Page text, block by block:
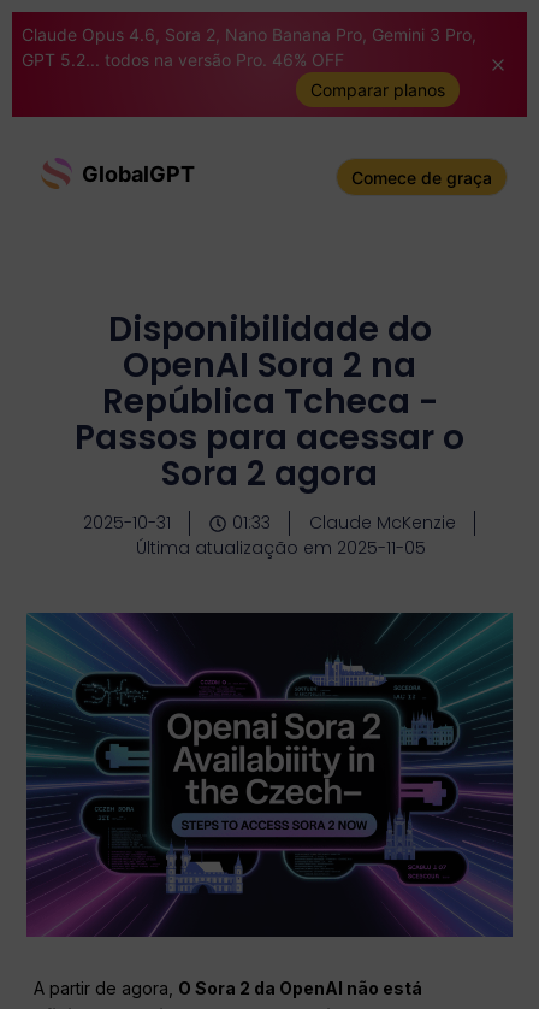
Claude Opus 4.6, Sora 2, Nano Banana Pro, Gemini 3 Pro,
GPT 5.2... todos na versão Pro. 46% OFF
Comparar planos
GlobalGPT Comece de graça
Disponibilidade do
OpenAI Sora 2 na
República Tcheca -
Passos para acessar o
Sora 2 agora
2025-10-31 01:33
Claude McKenzie
Última atualização em 2025-11-05
A partir de agora, O Sora 2 da OpenAI não está